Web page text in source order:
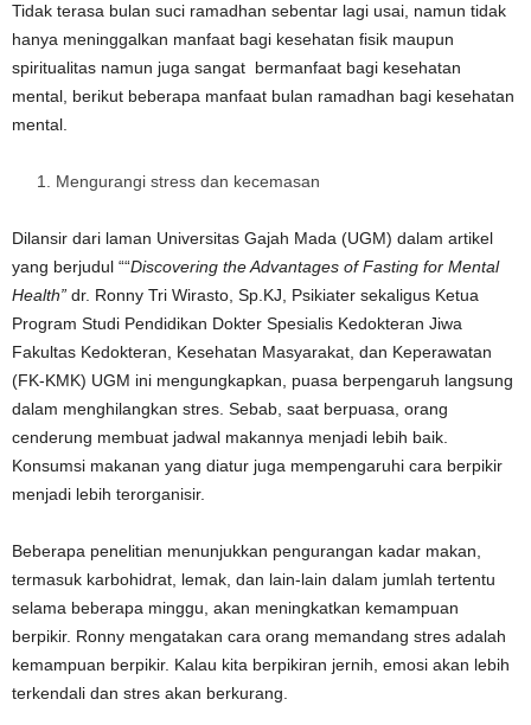
Tidak terasa bulan suci ramadhan sebentar lagi usai, namun tidak
hanya meninggalkan manfaat bagi kesehatan fisik maupun
spiritualitas namun juga sangat bermanfaat bagi kesehatan
mental, berikut beberapa manfaat bulan ramadhan bagi kesehatan
mental.
Mengurangi stress dan kecemasan
Dilansir dari laman Universitas Gajah Mada (UGM) dalam artikel
yang berjudul ““Discovering the Advantages of Fasting for Mental
Health” dr. Ronny Tri Wirasto, Sp.KJ, Psikiater sekaligus Ketua
Program Studi Pendidikan Dokter Spesialis Kedokteran Jiwa
Fakultas Kedokteran, Kesehatan Masyarakat, dan Keperawatan
(FK-KMK) UGM ini mengungkapkan, puasa berpengaruh langsung
dalam menghilangkan stres. Sebab, saat berpuasa, orang
cenderung membuat jadwal makannya menjadi lebih baik.
Konsumsi makanan yang diatur juga mempengaruhi cara berpikir
menjadi lebih terorganisir.
Beberapa penelitian menunjukkan pengurangan kadar makan,
termasuk karbohidrat, lemak, dan lain-lain dalam jumlah tertentu
selama beberapa minggu, akan meningkatkan kemampuan
berpikir. Ronny mengatakan cara orang memandang stres adalah
kemampuan berpikir. Kalau kita berpikiran jernih, emosi akan lebih
terkendali dan stres akan berkurang.